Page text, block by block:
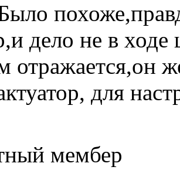
дело не в
отражается,он
для
мембер